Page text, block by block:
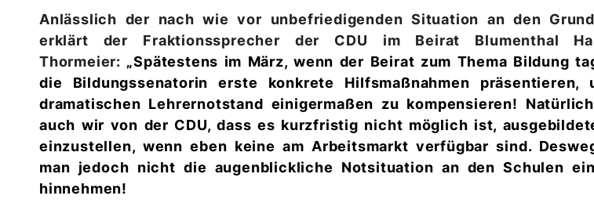
Anlässlich der nach wie vor unbefriedigenden Situation an den
erklärt der Fraktionssprecher der CDU im Beirat Blumenthal
Thormeier: Spätestens im März, wenn der Beirat zum Thema Bildung
die Bildungssenatorin erste konkrete Hilfsmaßnahmen präsentieren,
dramatischen Lehrernotstand einigermaßen zu kompensieren!
auch wir von der CDU, dass es kurzfristig nicht möglich ist,
einzustellen, wenn eben keine am Arbeitsmarkt verfügbar sind.
man jedoch nicht die augenblickliche Notsituation an den Schulen
hinnehmen!